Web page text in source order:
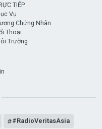
TIẾP
Vụ
Chứng Nhân
Thoại
Trường
#RadioVeritasAsia